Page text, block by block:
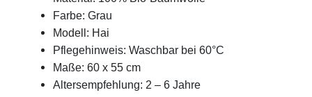
Farbe: Grau
Modell: Hai
Pflegehinweis: Waschbar bei 60°C
Maße: 60 x 55 cm
Altersempfehlung: 2 – 6 Jahre